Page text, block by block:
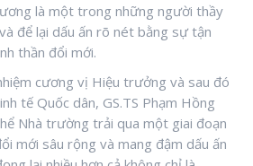
là một trong những người thầy
để lại dấu ấn rõ nét bằng sự tận
thần đổi mới.
cương vị Hiệu trưởng và sau đó
tế Quốc dân, GS.TS Phạm Hồng
Nhà trường trải qua một giai đoạn
mới sâu rộng và mang đậm dấu ấn